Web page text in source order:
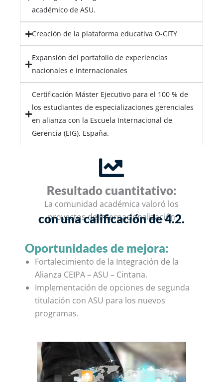
académico de ASU.
Creación de la plataforma educativa O-CITY
Expansión del portafolio de experiencias
nacionales e internacionales
Certificación Máster Ejecutivo para el 100 % de
los estudiantes de especializaciones gerenciales
en alianza con la Escuela Internacional de
Gerencia (EIG), España.
Resultado cuantitativo:
La comunidad académica valoró los
proyectos de internacionalización
con una calificación de 4.2.
Oportunidades de mejora:
Fortalecimiento de la Integración de la
Alianza CEIPA – ASU – Cintana.
Implementación de opciones de segunda
titulación con ASU para los nuevos
programas.